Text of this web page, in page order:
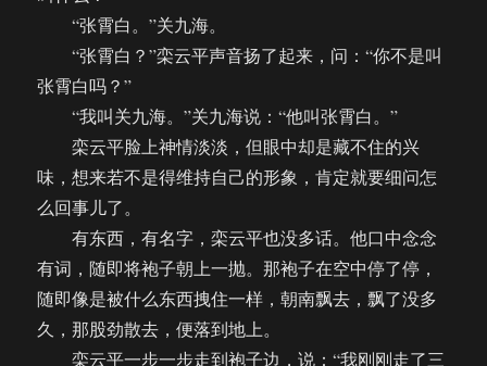
“张霄白。”关九海。
“张霄白？”栾云平声音扬了起来，问：“你不是叫
张霄白吗？”
“我叫关九海。”关九海说：“他叫张霄白。”
栾云平脸上神情淡淡，但眼中却是藏不住的兴
味，想来若不是得维持自己的形象，肯定就要细问怎
么回事儿了。
有东西，有名字，栾云平也没多话。他口中念念
有词，随即将袍子朝上一抛。那袍子在空中停了停，
随即像是被什么东西拽住一样，朝南飘去，飘了没多
久，那股劲散去，便落到地上。
栾云平一步一步走到袍子边，说：“我刚刚走了三